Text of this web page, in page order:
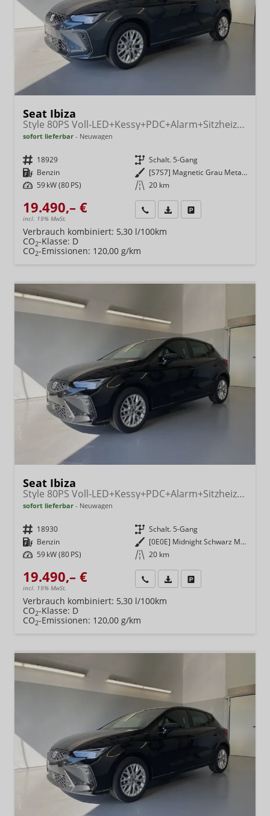
Seat Ibiza
Style 80PS Voll-LED+Kessy+PDC+Alarm+Sitzheizung+Kamera+App-Connect
sofort lieferbar Neuwagen
Fahrzeugnr. 18929 Getriebe Schalt. 5-Gang
Kraftstoff Benzin Außenfarbe
[S7S7] Magnetic Grau Metallic
Leistung 59 kW (80 PS) Kilometerstand 20 km
19.490,– €
incl. 19% MwSt.
Wir rufen Sie anFahrzeugexposé (PDF)
Verbrauch kombiniert: 5,30 l/100km
CO2-Klasse: D
CO2-Emissionen: 120,00 g/km
Seat Ibiza
Style 80PS Voll-LED+Kessy+PDC+Alarm+Sitzheizung+Kamera+App-Connect
sofort lieferbar Neuwagen
Fahrzeugnr. 18930 Getriebe Schalt. 5-Gang
Kraftstoff Benzin Außenfarbe
[0E0E] Midnight Schwarz Metallic
Leistung 59 kW (80 PS) Kilometerstand 20 km
19.490,– €
incl. 19% MwSt.
Wir rufen Sie anFahrzeugexposé (PDF)
Verbrauch kombiniert: 5,30 l/100km
CO2-Klasse: D
CO2-Emissionen: 120,00 g/km